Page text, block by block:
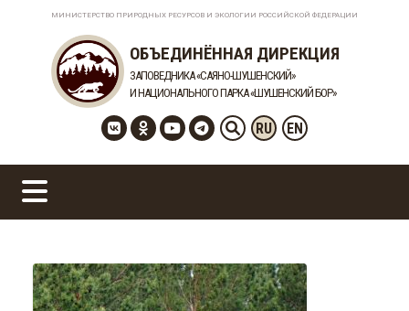
МИНИСТЕРСТВО ПРИРОДНЫХ РЕСУРСОВ И ЭКОЛОГИИ РОССИЙСКОЙ ФЕДЕРАЦИИ
ОБЪЕДИНЁННАЯ ДИРЕКЦИЯ
ЗАПОВЕДНИКА «САЯНО-ШУШЕНСКИЙ»
И НАЦИОНАЛЬНОГО ПАРКА «ШУШЕНСКИЙ БОР»
RU EN